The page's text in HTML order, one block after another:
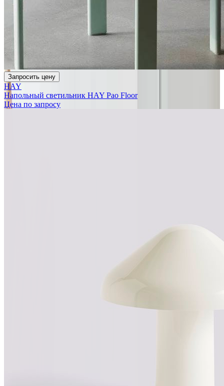
Запросить цену
HAY
Напольный светильник HAY Pao Floor
Цена по запросу